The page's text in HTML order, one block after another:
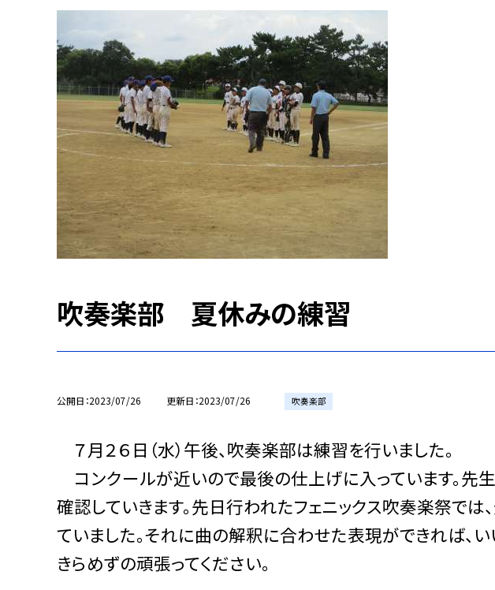
吹奏楽部 夏休みの練習
公開日 2023/07/26 更新日 2023/07/26 吹奏楽部
７月２６日（水）午後、吹奏楽部は練習を行いました。
コンクールが近いので最後の仕上げに入っています。先
確認していきます。先日行われたフェニックス吹奏楽祭で
ていました。それに曲の解釈に合わせた表現ができれば、
きらめずの頑張ってください。